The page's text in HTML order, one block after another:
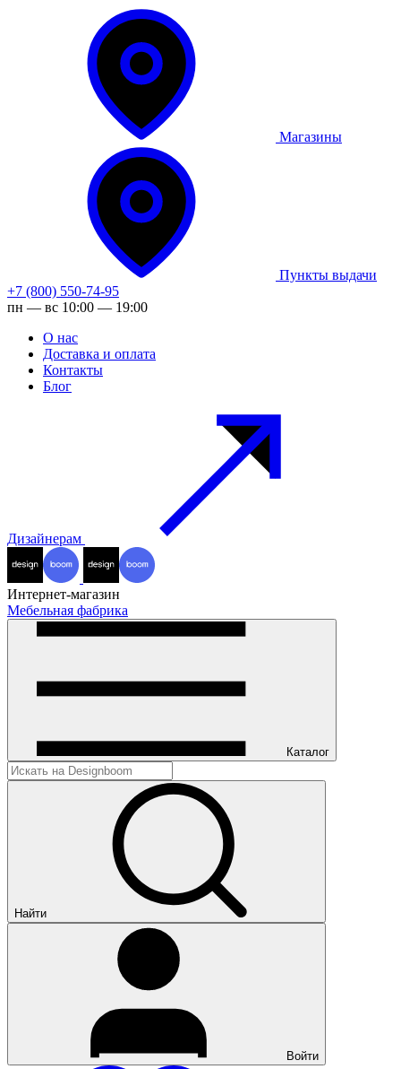
Магазины
Пункты выдачи
+7 (800) 550-74-95
пн — вс 10:00 — 19:00
О нас
Доставка и оплата
Контакты
Блог
Дизайнерам
Интернет-магазин
Мебельная фабрика
Каталог
Найти
Войти